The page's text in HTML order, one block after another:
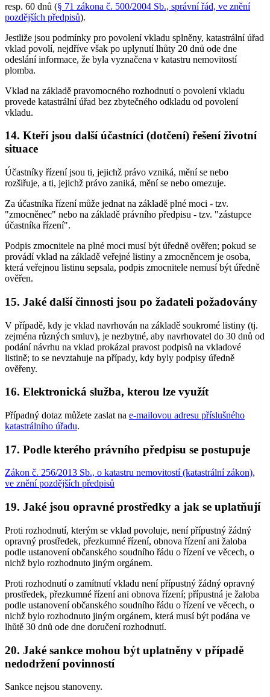
resp. 60 dnů (§ 71 zákona č. 500/2004 Sb., správní řád, ve znění
pozdějších předpisů).
Jestliže jsou podmínky pro povolení vkladu splněny, katastrální úřad
vklad povolí, nejdříve však po uplynutí lhůty 20 dnů ode dne
odeslání informace, že byla vyznačena v katastru nemovitostí
plomba.
Vklad na základě pravomocného rozhodnutí o povolení vkladu
provede katastrální úřad bez zbytečného odkladu od povolení
vkladu.
14. Kteří jsou další účastníci (dotčení) řešení životní
situace
Účastníky řízení jsou ti, jejichž právo vzniká, mění se nebo
rozšiřuje, a ti, jejichž právo zaniká, mění se nebo omezuje.
Za účastníka řízení může jednat na základě plné moci - tzv.
"zmocněnec" nebo na základě právního předpisu - tzv. "zástupce
účastníka řízení".
Podpis zmocnitele na plné moci musí být úředně ověřen; pokud se
provádí vklad na základě veřejné listiny a zmocněncem je osoba,
která veřejnou listinu sepsala, podpis zmocnitele nemusí být úředně
ověřen.
15. Jaké další činnosti jsou po žadateli požadovány
V případě, kdy je vklad navrhován na základě soukromé listiny (tj.
zejména různých smluv), je nezbytné, aby navrhovatel do 30 dnů od
podání návrhu na vklad prokázal pravost podpisů na vkladové
listině; to se nevztahuje na případy, kdy byly podpisy úředně
ověřeny.
16. Elektronická služba, kterou lze využít
Případný dotaz můžete zaslat na e-mailovou adresu příslušného
katastrálního úřadu.
17. Podle kterého právního předpisu se postupuje
Zákon č. 256/2013 Sb., o katastru nemovitostí (katastrální zákon),
ve znění pozdějších předpisů
19. Jaké jsou opravné prostředky a jak se uplatňují
Proti rozhodnutí, kterým se vklad povoluje, není přípustný žádný
opravný prostředek, přezkumné řízení, obnova řízení ani žaloba
podle ustanovení občanského soudního řádu o řízení ve věcech, o
nichž bylo rozhodnuto jiným orgánem.
Proti rozhodnutí o zamítnutí vkladu není přípustný žádný opravný
prostředek, přezkumné řízení ani obnova řízení; přípustná je žaloba
podle ustanovení občanského soudního řádu o řízení ve věcech, o
nichž bylo rozhodnuto jiným orgánem, která musí být podána ve
lhůtě 30 dnů ode dne doručení rozhodnutí.
20. Jaké sankce mohou být uplatněny v případě
nedodržení povinností
Sankce nejsou stanoveny.